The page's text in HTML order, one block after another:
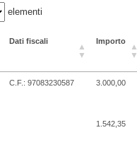
elementi
Dati fiscali Importo
C.F.: 97083230587 3.000,00
1.542,35